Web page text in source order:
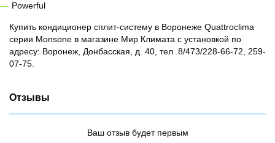
Powerful
Купить кондиционер сплит-систему в Воронеже Quattroclima
серии Monsone в магазине Мир Климата с установкой по
адресу: Воронеж, Донбасская, д. 40, тел .8/473/228-66-72, 259-
07-75.
Отзывы
Ваш отзыв будет первым